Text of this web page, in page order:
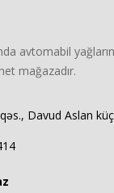
avtomabil
mağazadır.
Davud Aslan